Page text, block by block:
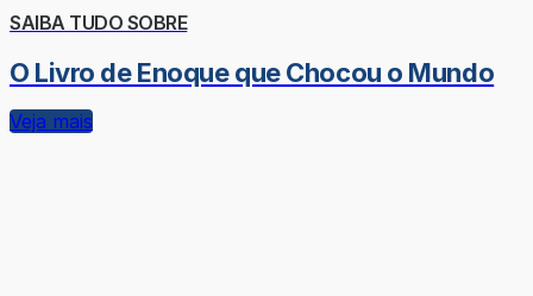
SAIBA TUDO SOBRE
O Livro de Enoque que Chocou o Mundo
Veja mais